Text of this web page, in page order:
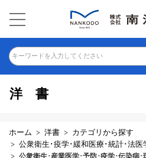
キーワードを入力してください
洋書
ホーム 洋書
カテゴリから探す
公衆衛生･疫学･緩和医療･統計･法医
公衆衛生･産業医学･予防･疫学･伝染病･